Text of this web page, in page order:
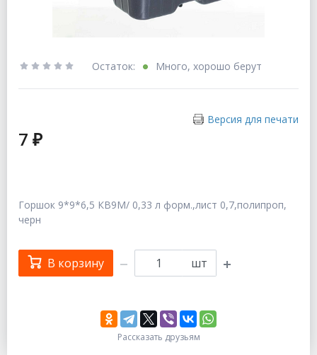
Остаток: Много, хорошо берут
Версия для печати
7 ₽
Горшок 9*9*6,5 КВ9М/ 0,33 л форм.,лист 0,7,полипроп,
черн
В корзину шт
Рассказать друзьям